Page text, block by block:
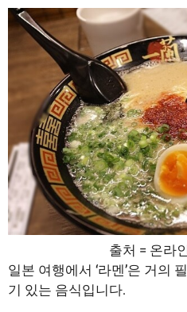
출처 = 온라
일본 여행에서 ‘라멘’은 거의
기 있는 음식입니다.